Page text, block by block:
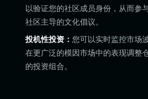
以验证您的社区成员身份，从而参
社区主导的文化倡议。
投机性投资： 您可以实时监控市场
在更广泛的模因市场中的表现调整
的投资组合。